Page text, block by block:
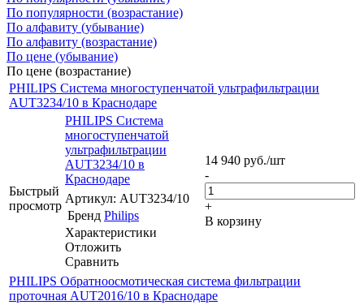
По популярности (возрастание)
По алфавиту (убывание)
По алфавиту (возрастание)
По цене (убывание)
По цене (возрастание)
PHILIPS Система многоступенчатой ультрафильтрации
AUT3234/10 в Краснодаре
Быстрый
просмотр
PHILIPS Система
многоступенчатой
ультрафильтрации
AUT3234/10 в
Краснодаре
Артикул: AUT3234/10
Бренд Philips
Характеристики
Отложить
Сравнить
14 940 руб./шт
-
+
В корзину
PHILIPS Обратноосмотическая система фильтрации
проточная AUT2016/10 в Краснодаре